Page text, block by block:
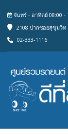
จันทร์ - อาทิตย์ 08:00 -
2108 ปากซอยสุขุมวิท
02-333-1116